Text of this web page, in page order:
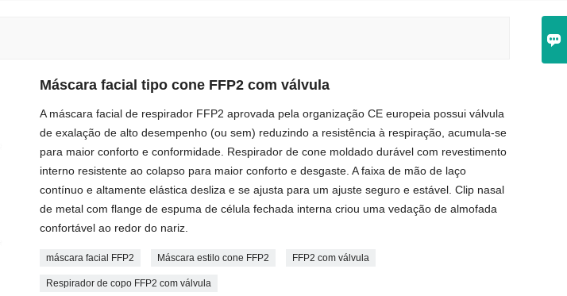

Máscara facial tipo cone FFP2 com válvula
A máscara facial de respirador FFP2 aprovada pela organização CE europeia possui válvula
de exalação de alto desempenho (ou sem) reduzindo a resistência à respiração, acumula-se
para maior conforto e conformidade. Respirador de cone moldado durável com revestimento
interno resistente ao colapso para maior conforto e desgaste. A faixa de mão de laço
contínuo e altamente elástica desliza e se ajusta para um ajuste seguro e estável. Clip nasal
de metal com flange de espuma de célula fechada interna criou uma vedação de almofada
confortável ao redor do nariz.
máscara facial FFP2 Máscara estilo cone FFP2 FFP2 com válvula
Respirador de copo FFP2 com válvula